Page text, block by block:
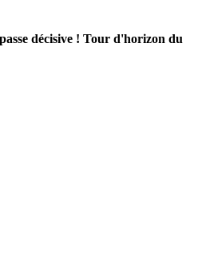
décisive ! Tour d'horizon du